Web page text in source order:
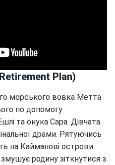
Plan)
морського вовка Метта
по допомогу
та онука Сара. Дівчата
драми. Рятуючись
на Кайманові острови.
родину зіткнутися з